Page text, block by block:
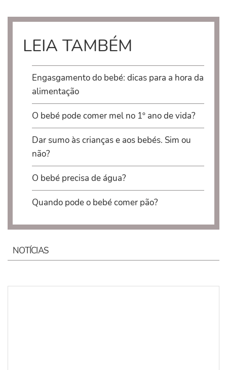
LEIA TAMBÉM
Engasgamento do bebé: dicas para a hora da
alimentação
O bebé pode comer mel no 1º ano de vida?
Dar sumo às crianças e aos bebés. Sim ou
não?
O bebé precisa de água?
Quando pode o bebé comer pão?
NOTÍCIAS